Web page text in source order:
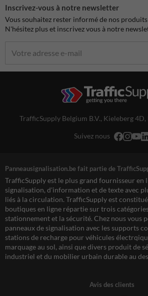
Inscrivez-vous à notre newsletter
Vous souhaitez rester informé de nos produits
N'hésitez plus et inscrivez vous à notre
TrafficSupply Belgium B.V., Kieleberg 4D,
Suivez nous
Panneausignalisation.be fait partie de
TrafficSupply est le plus grand fournisseur en
signalisation, d'information et de texte avec
liés à la circulation. TrafficSupply est
boutiques en ligne répartie sur trois
stationnement et la sécurité. Chez nous vous
panneaux de signalisation avec les supports
stations de recharge pour véhicules
marquage au sol, ainsi que divers produit de
industriel et du mobilier urbain durable au
Avis des clients